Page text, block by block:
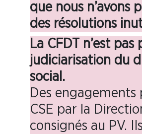
que nous n’avons
des résolutions
La CFDT n’est pas
judiciarisation du
social.
Des engagements
CSE par la
consignés au PV.